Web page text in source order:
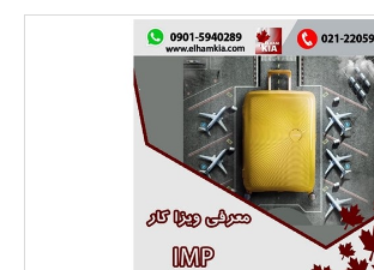
بانک، بیمه و سرمایه
مسکن و ساختمان